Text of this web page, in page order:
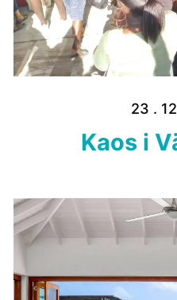
23 .
Kaos i